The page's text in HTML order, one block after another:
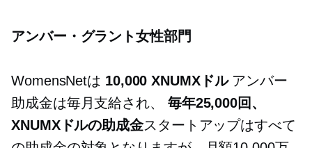
アンバー・グラント女性部門
WomensNetは 10,000 XNUMXドルアンバー
助成金は毎月支給され、 毎年25,000回、
XNUMXドルの助成金スタートアップはすべて